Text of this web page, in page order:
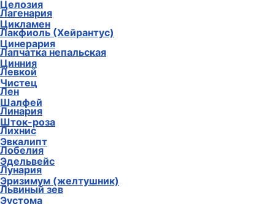
Целозия
Цикламен
Цинерария
Цинния
Чистец
Шалфей
Шток-роза
Эвкалипт
Эдельвейс
Эризимум (желтушник)
Эустома
Лагенария
Лакфиоль (Хейрантус)
Лапчатка непальская
Левкой
Лен
Линария
Лихнис
Лобелия
Лунария
Львиный зев